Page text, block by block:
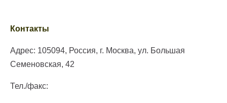
Контакты
Адрес: 105094, Россия, г. Москва, ул. Большая
Семеновская, 42
Тел./факс: